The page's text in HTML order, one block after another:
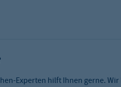
Experten hilft Ihnen gerne.